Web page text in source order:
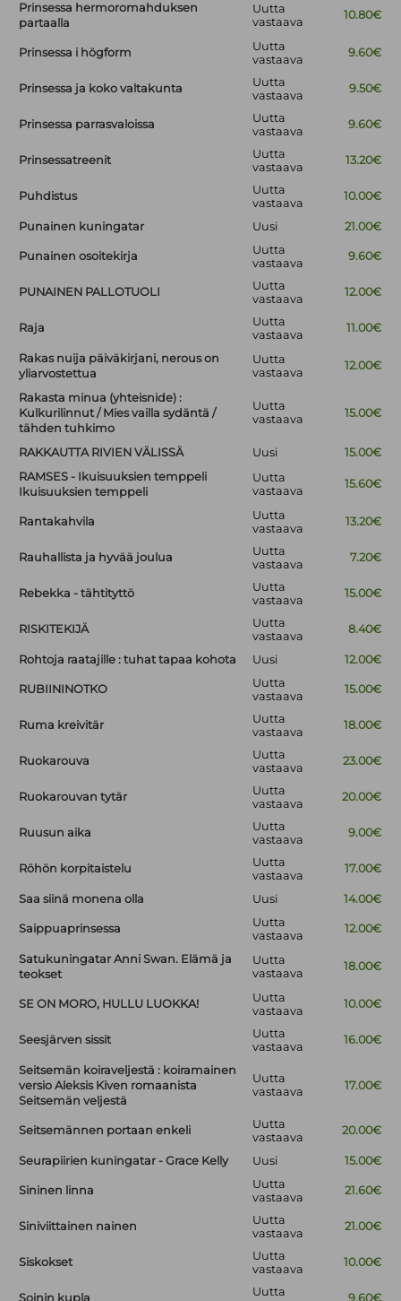
Prinsessa hermoromahduksen
partaalla
Uutta
vastaava
10.80€
Prinsessa i högform
Uutta
vastaava
9.60€
Prinsessa ja koko valtakunta
Uutta
vastaava
9.50€
Prinsessa parrasvaloissa
Uutta
vastaava
9.60€
Prinsessatreenit
Uutta
vastaava
13.20€
Puhdistus
Uutta
vastaava
10.00€
Punainen kuningatar Uusi 21.00€
Punainen osoitekirja
Uutta
vastaava
9.60€
PUNAINEN PALLOTUOLI
Uutta
vastaava
12.00€
Raja
Uutta
vastaava
11.00€
Rakas nuija päiväkirjani, nerous on
yliarvostettua
Uutta
vastaava
12.00€
Rakasta minua (yhteisnide) :
Kulkurilinnut / Mies vailla sydäntä /
tähden tuhkimo
Uutta
vastaava
15.00€
RAKKAUTTA RIVIEN VÄLISSÄ Uusi
15.00€
RAMSES - Ikuisuuksien temppeli
Ikuisuuksien temppeli
Uutta
vastaava
15.60€
Rantakahvila
Uutta
vastaava
13.20€
Rauhallista ja hyvää joulua
Uutta
vastaava
7.20€
Rebekka - tähtityttö
Uutta
vastaava
15.00€
RISKITEKIJÄ
Uutta
vastaava
8.40€
Rohtoja raatajille : tuhat tapaa kohota Uusi 12.00€
RUBIININOTKO
Uutta
vastaava
15.00€
Ruma kreivitär
Uutta
vastaava
18.00€
Ruokarouva
Uutta
vastaava
23.00€
Ruokarouvan tytär
Uutta
vastaava
20.00€
Ruusun aika
Uutta
vastaava
9.00€
Röhön korpitaistelu
Uutta
vastaava
17.00€
Saa siinä monena olla Uusi 14.00€
Saippuaprinsessa
Uutta
vastaava
12.00€
Satukuningatar Anni Swan. Elämä ja
teokset
Uutta
vastaava
18.00€
SE ON MORO, HULLU LUOKKA!
Uutta
vastaava
10.00€
Seesjärven sissit
Uutta
vastaava
16.00€
Seitsemän koiraveljestä : koiramainen
versio Aleksis Kiven romaanista
Seitsemän veljestä
Uutta
vastaava
17.00€
Seitsemännen portaan enkeli
Uutta
vastaava
20.00€
Seurapiirien kuningatar - Grace Kelly Uusi 15.00€
Sininen linna
Uutta
vastaava
21.60€
Siniviittainen nainen
Uutta
vastaava
21.00€
Siskokset
Uutta
vastaava
10.00€
Soinin kupla
Uutta
9.60€